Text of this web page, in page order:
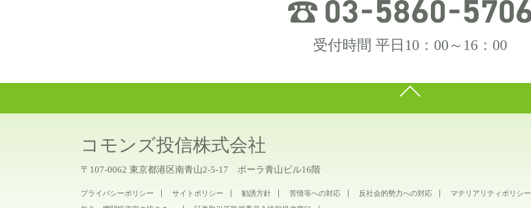
受付時間 平日10：00～16：00
コモンズ投信株式会社
〒107-0062 東京都港区南青山2-5-17 ポーラ青山ビル16階
プライバシーポリシー サイトポリシー 勧誘方針 苦情等への対応 反社会的勢力への対応
マテリアリティポリシー